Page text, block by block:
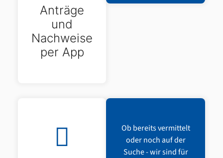
Anträge
und
Nachweise
per App
Ob bereits vermittelt
oder noch auf der
Suche - wir sind für